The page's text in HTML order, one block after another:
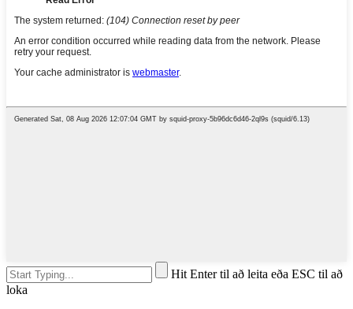
Hit Enter til að leita eða ESC til að
loka